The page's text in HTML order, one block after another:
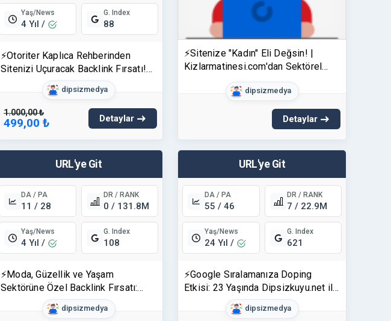
Yaş/News
4 Yıl /
G. Index
88
⚡Otoriter Kaplıca Rehberinden
Sitenizi Uçuracak Backlink Fırsatı!
(News Kayıtlı & Organik)
dipsizmedya
1.000,00 ₺
499,00 ₺ Detaylar
⚡Sitenize "Kadın" Eli Değsin! |
Kizlarmatinesi.com'dan Sektörel
Site Geneli (Footer) Link
dipsizmedya
Detaylar
URL'ye Git
DA / PA
11 / 28
DR / RANK
0 / 131.8M
Yaş/News
4 Yıl /
G. Index
108
⚡Moda, Güzellik ve Yaşam
Sektörüne Özel Backlink Fırsatı:
Markanızı Doğru Kitleyle
Buluşturun!
dipsizmedya
URL'ye Git
DA / PA
55 / 46
DR / RANK
7 / 22.9M
Yaş/News
24 Yıl /
G. Index
621
⚡Google Sıralamanıza Doping
Etkisi: 23 Yaşında Dipsizkuyu.net ile
Zirveye Oynayın!
dipsizmedya